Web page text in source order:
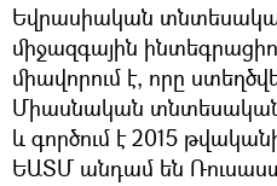
Եվրասիական տնտեսական
միջազգային
միավորում է, որը
Միասնական
և գործում է 2015
ԵԱՏՄ անդամ են